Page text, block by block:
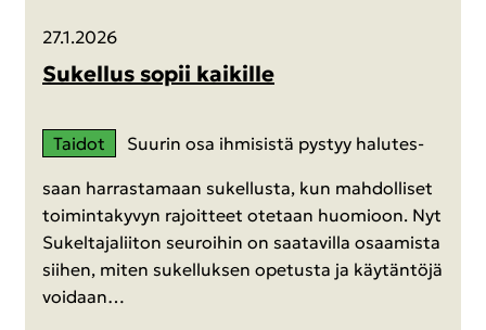
27.1.2026
Su­kel­lus sopii kai­kil­le
Tai­dot Suu­rin osa ih­mi­sis­tä pys­tyy ha­lu­tes­
saan har­ras­ta­maan su­kel­lus­ta, kun mah­dol­li­set
toi­min­ta­ky­vyn ra­joit­teet ote­taan huo­mioon. Nyt
Su­kel­ta­ja­lii­ton seu­roi­hin on saa­ta­vil­la osaa­mis­ta
sii­hen, miten su­kel­luk­sen ope­tus­ta ja käy­tän­tö­jä
voi­daan…